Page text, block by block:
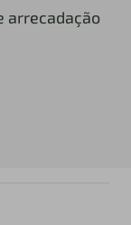
arrecadação